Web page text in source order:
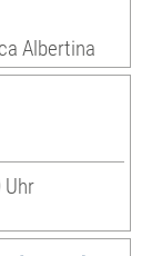
Albertina
Uhr